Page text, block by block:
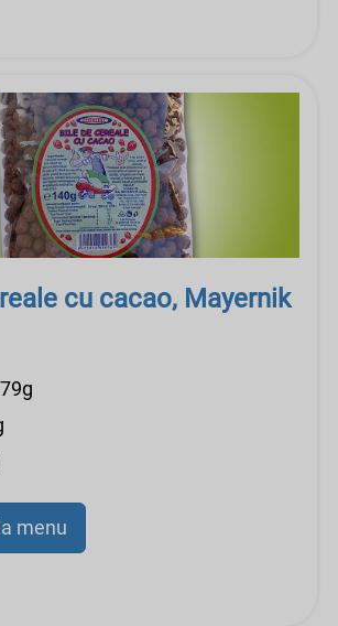
cu cacao, Mayernik
menu